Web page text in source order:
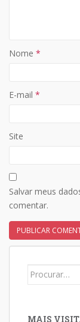
Nome *
E-mail *
Site
Salvar meus
comentar.
Search
MAIS